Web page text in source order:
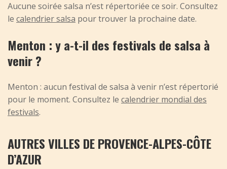
Aucune soirée salsa n’est répertoriée ce soir. Consultez
le calendrier salsa pour trouver la prochaine date.
Menton : y a-t-il des festivals de salsa à
venir ?
Menton : aucun festival de salsa à venir n’est répertorié
pour le moment. Consultez le calendrier mondial des
festivals.
AUTRES VILLES DE PROVENCE-ALPES-CÔTE
D’AZUR